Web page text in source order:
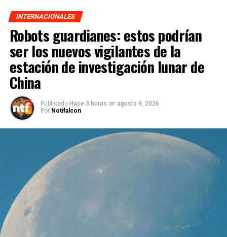
INTERNACIONALES
Robots guardianes: estos podrían
ser los nuevos vigilantes de la
estación de investigación lunar de
China
Publicado Hace 3 horas on agosto 9, 2026
Por Notifalcon